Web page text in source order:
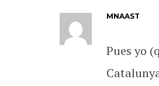
MNAAST
Pues yo